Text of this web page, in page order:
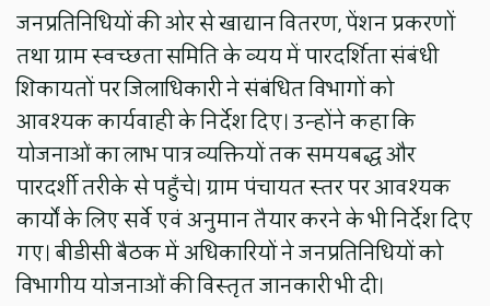
जनप्रतिनिधियों की ओर से खाद्यान वितरण, पेंशन प्रकरणों
तथा ग्राम स्वच्छता समिति के व्यय में पारदर्शिता संबंधी
शिकायतों पर जिलाधिकारी ने संबंधित विभागों को
आवश्यक कार्यवाही के निर्देश दिए। उन्होंने कहा कि
योजनाओं का लाभ पात्र व्यक्तियों तक समयबद्ध और
पारदर्शी तरीके से पहुँचे। ग्राम पंचायत स्तर पर आवश्यक
कार्यों के लिए सर्वे एवं अनुमान तैयार करने के भी निर्देश दिए
गए। बीडीसी बैठक में अधिकारियों ने जनप्रतिनिधियों को
विभागीय योजनाओं की विस्तृत जानकारी भी दी।